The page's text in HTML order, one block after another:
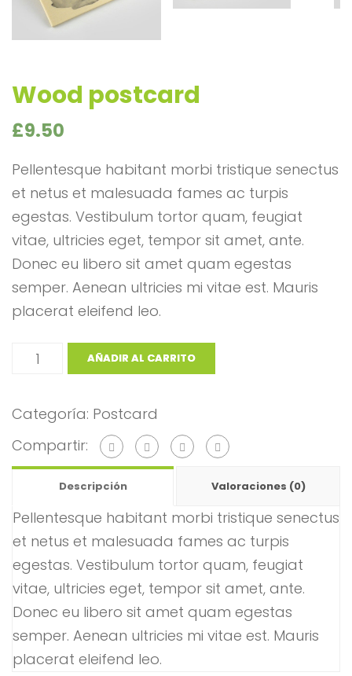
Wood postcard
£9.50
Pellentesque habitant morbi tristique senectus
et netus et malesuada fames ac turpis
egestas. Vestibulum tortor quam, feugiat
vitae, ultricies eget, tempor sit amet, ante.
Donec eu libero sit amet quam egestas
semper. Aenean ultricies mi vitae est. Mauris
placerat eleifend leo.
AÑADIR AL CARRITO
Categoría: Postcard
Compartir:
Descripción Valoraciones (0)
Pellentesque habitant morbi tristique senectus
et netus et malesuada fames ac turpis
egestas. Vestibulum tortor quam, feugiat
vitae, ultricies eget, tempor sit amet, ante.
Donec eu libero sit amet quam egestas
semper. Aenean ultricies mi vitae est. Mauris
placerat eleifend leo.